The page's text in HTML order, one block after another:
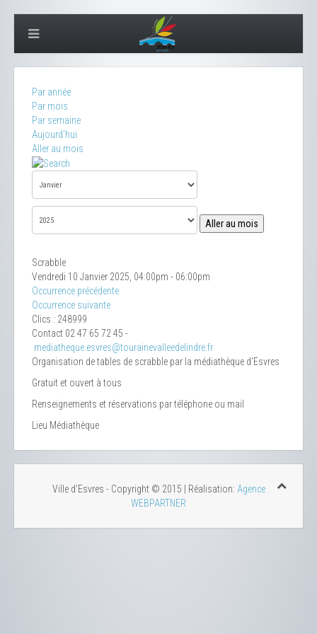
Par année
Par mois
Par semaine
Aujourd'hui
Aller au mois
Aller au mois
Scrabble
Vendredi 10 Janvier 2025, 04:00pm - 06:00pm
Occurrence précédente
Occurrence suivante
Clics : 248999
Contact 02 47 65 72 45 -
mediatheque.esvres@tourainevalleedelindre.fr
Organisation de tables de scrabble par la médiathèque d’Esvres
Gratuit et ouvert à tous
Renseignements et réservations par téléphone ou mail
Lieu Médiathèque
Ville d'Esvres - Copyright © 2015 | Réalisation: Agence
WEBPARTNER